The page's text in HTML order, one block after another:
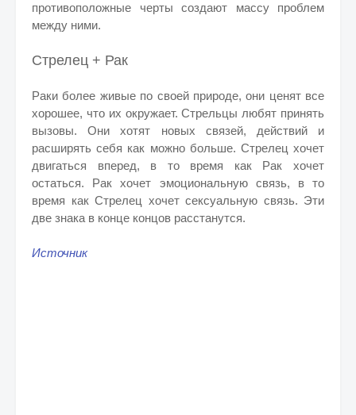
противоположные черты создают массу проблем
между ними.
Стрелец + Рак
Раки более живые по своей природе, они ценят все
хорошее, что их окружает. Стрельцы любят принять
вызовы. Они хотят новых связей, действий и
расширять себя как можно больше. Стрелец хочет
двигаться вперед, в то время как Рак хочет
остаться. Рак хочет эмоциональную связь, в то
время как Стрелец хочет сексуальную связь. Эти
две знака в конце концов расстанутся.
Источник